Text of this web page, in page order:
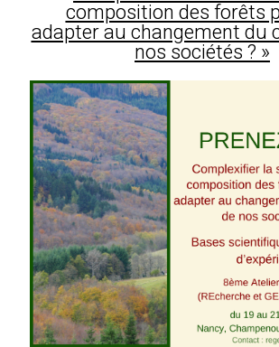
composition des forêts
adapter au changement du
nos sociétés ? »